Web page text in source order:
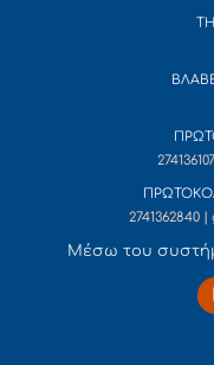
2741362840
Mέσω του